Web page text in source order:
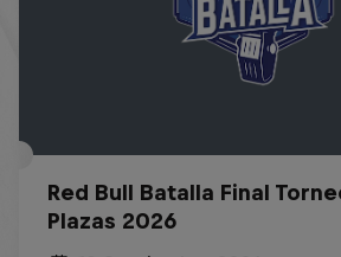
Red Bull Batalla Final
Plazas 2026